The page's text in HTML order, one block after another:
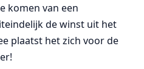
komen van een
de winst uit het
plaatst het zich voor de